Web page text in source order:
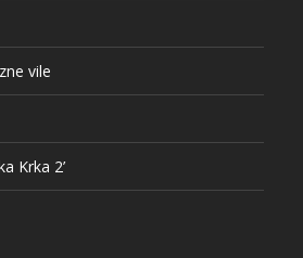
vile
Krka 2’